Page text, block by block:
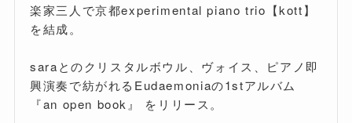
楽家三人で京都experimental piano trio【kott】
を結成。
saraとのクリスタルボウル、ヴォイス、ピアノ即
興演奏で紡がれるEudaemoniaの1stアルバム
『an open book』 をリリース。